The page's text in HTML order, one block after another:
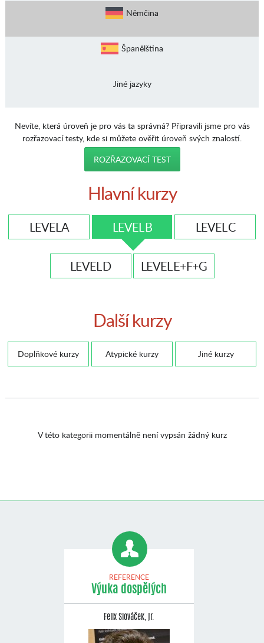
Němčina
Španělština
Jiné jazyky
Nevíte, která úroveň je pro vás ta správná? Připravili jsme pro vás
rozřazovací testy, kde si můžete ověřit úroveň svých znalostí.
ROZŘAZOVACÍ TEST
Hlavní kurzy
LEVEL A LEVEL B LEVEL C
LEVEL D LEVEL E+F+G
Další kurzy
Doplňkové kurzy Atypické kurzy Jiné kurzy
V této kategorii momentálně není vypsán žádný kurz
REFERENCE
Výuka dospělých
Felix Slováček, jr.